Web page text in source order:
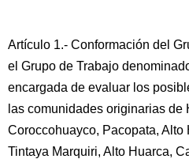
Artículo 1.- Conformación del
el Grupo de Trabajo
encargada de evaluar los
las comunidades originarias de
Coroccohuayco, Pacopata,
Tintaya Marquiri, Alto Huarca,